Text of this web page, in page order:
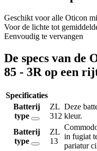
Geschikt voor alle Oticon
Voor de lichte tot
Eenvoudig te vervangen
De specs van de
85 - 3R op een
Specificaties
Batterij
type
ZL
312
Deze
kleur.
Batterij
type
ZL
13
in fugiat
pariatur